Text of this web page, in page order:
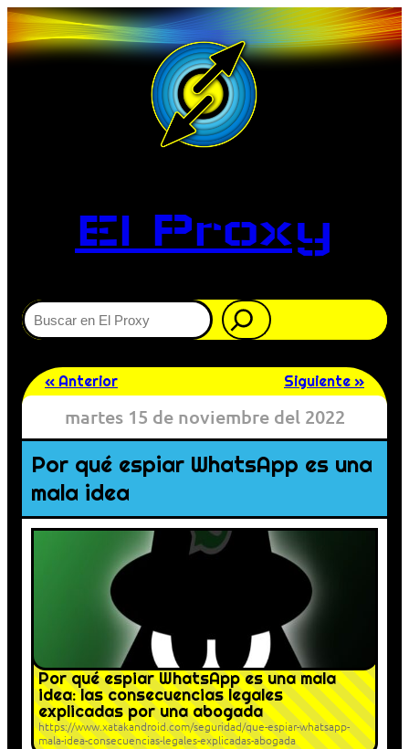
El Proxy
Buscar
« Anterior Siguiente »
martes 15 de noviembre del 2022
Por qué espiar WhatsApp es una
mala idea
Por qué espiar WhatsApp es una mala
idea: las consecuencias legales
explicadas por una abogada
https://www.xatakandroid.com/seguridad/que-espiar-whatsapp-
mala-idea-consecuencias-legales-explicadas-abogada